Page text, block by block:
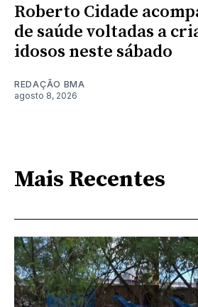
Roberto Cidade
de saúde voltadas a
idosos neste sábado
REDAÇÃO BMA
agosto 8, 2026
Mais Recentes